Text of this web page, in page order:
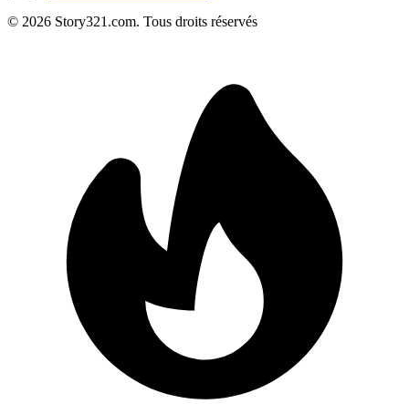
© 2026 Story321.com. Tous droits réservés